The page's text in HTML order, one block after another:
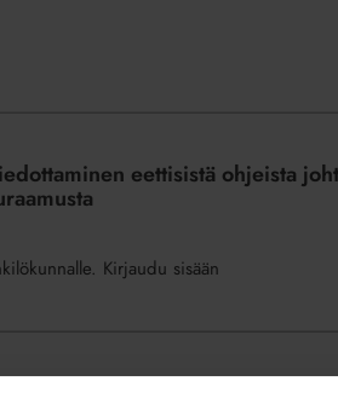
eettisistä ohjeista
Kirjaudu sisään
vastoin hallituksen